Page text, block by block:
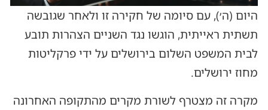
היום (ה׳), עם סיומה של חקירה זו ולאחר שגובשה
תשתית ראייתית, הוגשו נגד השניים הצהרות תובע
לבית המשפט השלום בירושלים על ידי פרקליטות
מחוז ירושלים.
מקרה זה מצטרף לשורת מקרים מהתקופה האחרונה